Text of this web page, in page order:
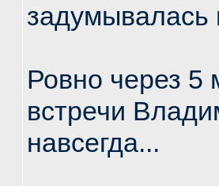
задумывалась
Ровно через 5
встречи
навсегда...